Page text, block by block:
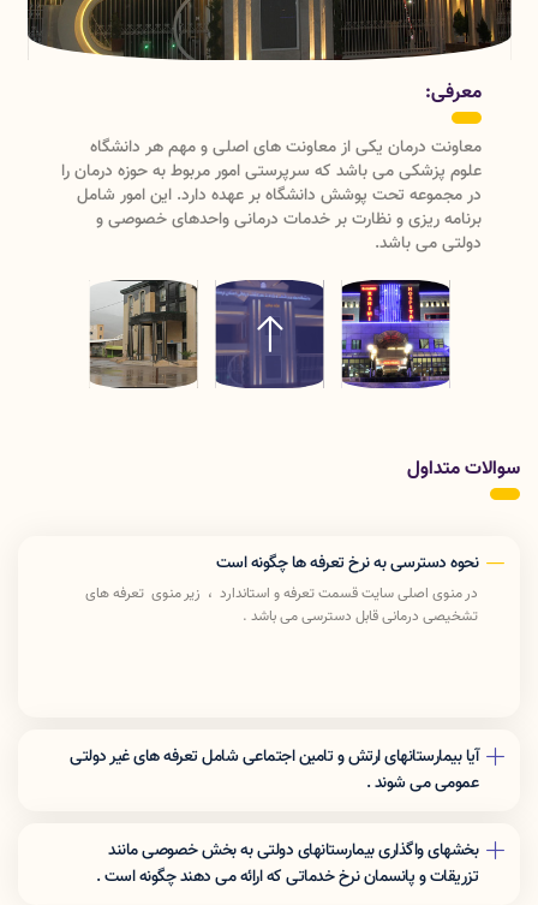
معرفی:
معاونت درمان یکی از معاونت های اصلی و مهم هر دانشگاه
علوم پزشکی می باشد که سرپرستی امور مربوط به حوزه درمان را
در مجموعه تحت پوشش دانشگاه بر عهده دارد. این امور شامل
برنامه ریزی و نظارت بر خدمات درمانی واحدهای خصوصی و
دولتی می باشد.
سوالات متداول
نحوه دسترسی به نرخ تعرفه ها چگونه است
در منوی اصلی سایت قسمت تعرفه و استاندارد ، زیر منوی تعرفه های
تشخیصی درمانی قابل دسترسی می باشد .
آیا بیمارستانهای ارتش و تامین اجتماعی شامل تعرفه های غیر دولتی
عمومی می شوند .
بخشهای واگذاری بیمارستانهای دولتی به بخش خصوصی مانند
تزریقات و پانسمان نرخ خدماتی که اراِئه می دهند چگونه است .